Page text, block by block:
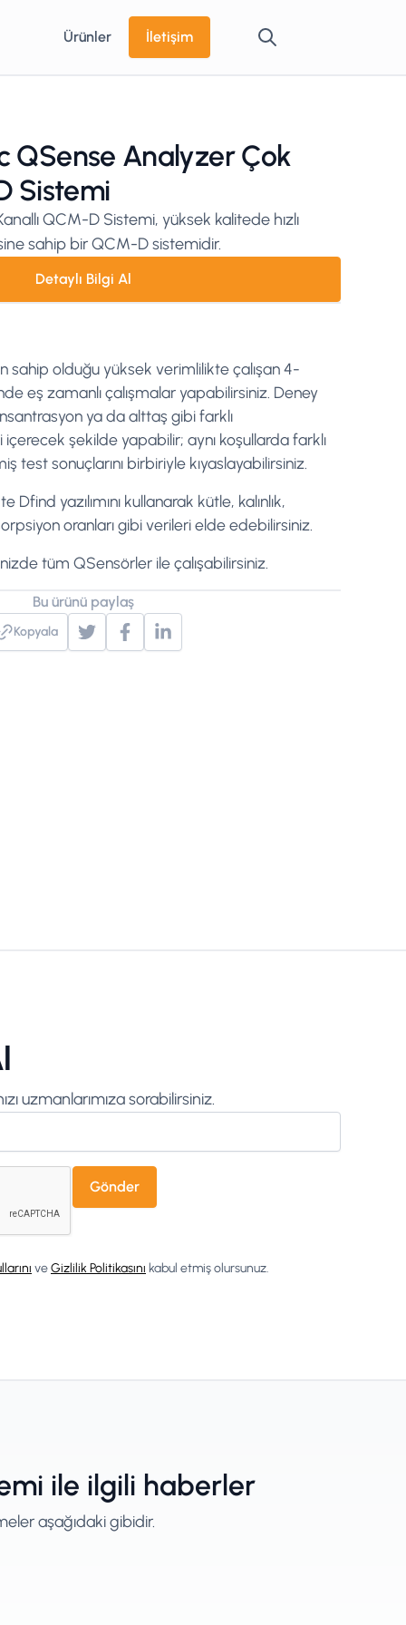
Ürünler İletişim
QSense Analyzer Çok
Sistemi
QCM-D Sistemi, yüksek kalitede hızlı
sahip bir QCM-D sistemidir.
Detaylı Bilgi Al
sahip olduğu yüksek verimlilikte çalışan 4-
eş zamanlı çalışmalar yapabilirsiniz. Deney
ya da alttaş gibi farklı
şekilde yapabilir; aynı koşullarda farklı
test sonuçlarını birbiriyle kıyaslayabilirsiniz.
yazılımını kullanarak kütle, kalınlık,
oranları gibi verileri elde edebilirsiniz.
tüm QSensörler ile çalışabilirsiniz.
Bu ürünü paylaş
Kopyala
uzmanlarımıza sorabilirsiniz.
veGizlilik Politikasını kabul etmiş olursunuz.
ile ilgili haberler
aşağıdaki gibidir.